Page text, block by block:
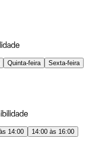
Quinta-feira
Sexta-feira
14:00
14:00 às 16:00